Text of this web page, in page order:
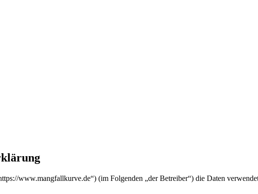
www.mangfallkurve.de“) (im Folgenden „der Betreiber“) die Daten